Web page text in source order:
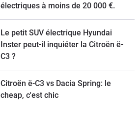
électriques à moins de 20 000 €.
Le petit SUV électrique Hyundai
Inster peut-il inquiéter la Citroën ë-
C3 ?
Citroën ë-C3 vs Dacia Spring: le
cheap, c'est chic